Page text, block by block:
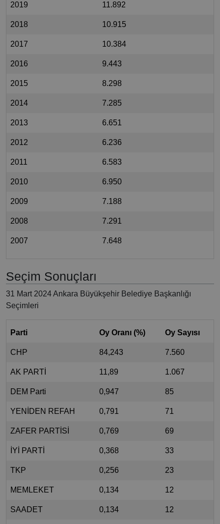
2019 11.892
2018 10.915
2017 10.384
2016 9.443
2015 8.298
2014 7.285
2013 6.651
2012 6.236
2011 6.583
2010 6.950
2009 7.188
2008 7.291
2007 7.648
Seçim Sonuçları
31 Mart 2024 Ankara Büyükşehir Belediye Başkanlığı
Seçimleri
Parti Oy Oranı (%) Oy Sayısı
CHP 84,243 7.560
AK PARTİ 11,89 1.067
DEM Parti 0,947 85
YENİDEN REFAH 0,791 71
ZAFER PARTİSİ 0,769 69
İYİ PARTİ 0,368 33
TKP 0,256 23
MEMLEKET 0,134 12
SAADET 0,134 12